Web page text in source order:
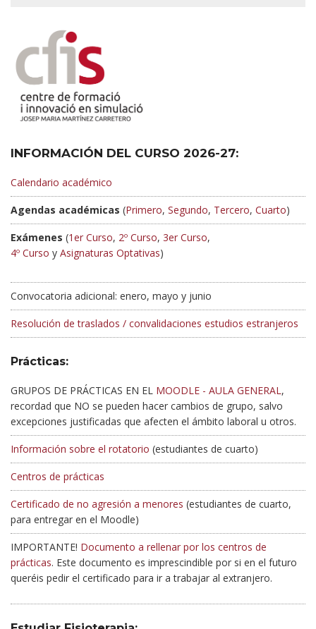
INFORMACIÓN DEL CURSO 2026-27:
Calendario académico
Agendas académicas (Primero, Segundo, Tercero, Cuarto)
Exámenes (1er Curso, 2º Curso, 3er Curso,
4º Curso y Asignaturas Optativas)
Convocatoria adicional: enero, mayo y junio
Resolución de traslados / convalidaciones estudios estranjeros
Prácticas:
GRUPOS DE PRÁCTICAS EN EL MOODLE - AULA GENERAL,
recordad que NO se pueden hacer cambios de grupo, salvo
excepciones justificadas que afecten el ámbito laboral u otros.
Información sobre el rotatorio (estudiantes de cuarto)
Centros de prácticas
Certificado de no agresión a menores (estudiantes de cuarto,
para entregar en el Moodle)
IMPORTANTE! Documento a rellenar por los centros de
prácticas. Este documento es imprescindible por si en el futuro
queréis pedir el certificado para ir a trabajar al extranjero.